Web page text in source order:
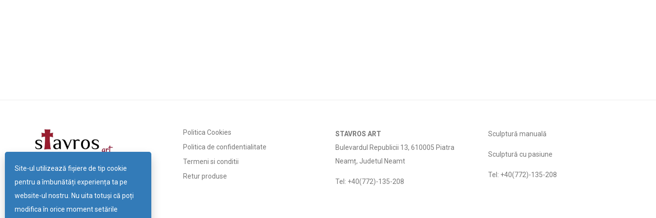
Politica Cookies
Politica de confidentialitate
Termeni si conditii
Retur produse
STAVROS ART
Bulevardul Republicii 13, 610005 Piatra
Neamț, Judetul Neamt
Tel: +40(772)-135-208
Sculptură manuală
Sculptură cu pasiune
Tel: +40(772)-135-208
Site-ul utilizează fişiere de tip cookie
pentru a îmbunătăți experiența ta pe
website-ul nostru. Nu uita totuși că poți
modifica în orice moment setările